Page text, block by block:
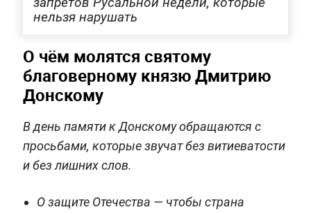
нельзя нарушать
О чём молятся святому
благоверному князю Дмитрию
Донскому
В день памяти к Донскому обращаются с
просьбами, которые звучат без витиеватости
и без лишних слов.
О защите Отечества — чтобы страна